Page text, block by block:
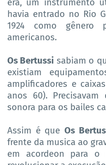
era, um instrumento
havia entrado no Rio
1924 como gênero
americanos.
Os Bertussi sabiam o
existiam
amplificadores e
anos 60).
sonora para os bailes
Assim é que Os
frente da musica ao
em acordeon para o